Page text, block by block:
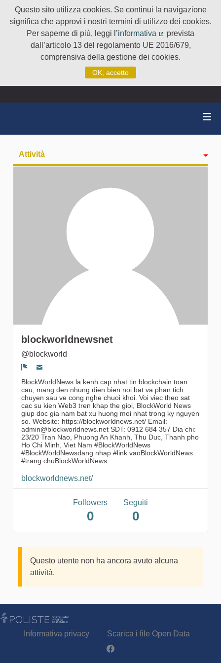
Questo sito utilizza cookies. Se continui la navigazione
significa che approvi i nostri termini di utilizzo dei cookies.
Per saperne di più, leggi l’informativa
(Collegamento
prevista
dall’articolo 13 del regolamento UE 2016/679,
comprensiva della gestione dei cookies.
OK, accetto
Attività
blockworldnewsnet
@blockworld
Segnala un problema
BlockWorldNews la kenh cap nhat tin blockchain toan
cau, mang den nhung dien bien noi bat va phan tich
chuyen sau ve cong nghe chuoi khoi. Voi viec theo sat
cac su kien Web3 tren khap the gioi, BlockWorld News
giup doc gia nam bat xu huong moi nhat trong ky nguyen
so. Website: https://blockworldnews.net/ Email:
admin@blockworldnews.net SDT: 0912 684 357 Dia chi:
23/20 Tran Nao, Phuong An Khanh, Thu Duc, Thanh pho
Ho Chi Minh, Viet Nam #BlockWorldNews
#BlockWorldNewsdang nhap #link vaoBlockWorldNews
#trang chuBlockWorldNews
blockworldnews.net/
Followers
0
Seguiti
0
Questo utente non ha ancora avuto alcuna
attività.
Informativa privacy
Scarica i file Open Data
Partecipa - Poliste su Facebook